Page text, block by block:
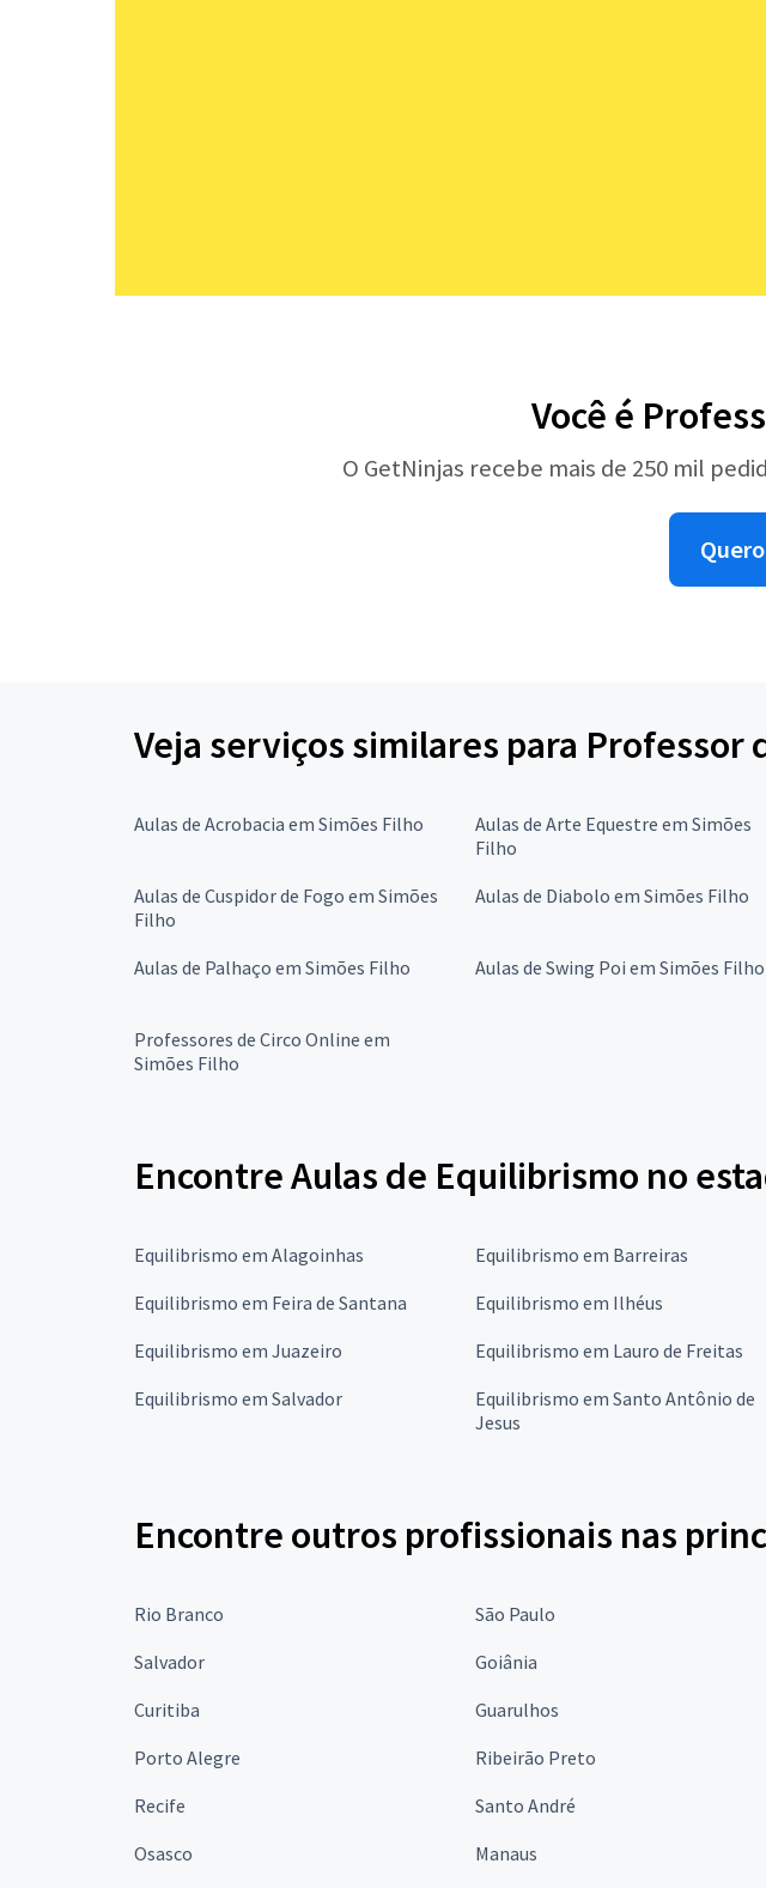
Você é
O GetNinjas recebe mais de 250 mil
Veja serviços similares para Professor
Aulas de Acrobacia em Simões Filho
Aulas de Arte Equestre em Simões
Filho
Aulas de Cuspidor de Fogo em Simões
Filho
Aulas de Diabolo em Simões Filho
Aulas de Palhaço em Simões Filho Aulas de Swing Poi em Simões Filho
Professores de Circo Online em
Simões Filho
Encontre Aulas de Equilibrismo no
Equilibrismo em Alagoinhas Equilibrismo em Barreiras
Equilibrismo em Feira de Santana
Equilibrismo em Ilhéus
Equilibrismo em Juazeiro
Equilibrismo em Lauro de Freitas
Equilibrismo em Salvador
Equilibrismo em Santo Antônio de
Jesus
Encontre outros profissionais nas
Rio Branco São Paulo
Salvador
Goiânia
Curitiba
Guarulhos
Porto Alegre
Ribeirão Preto
Recife
Santo André
Osasco
Manaus